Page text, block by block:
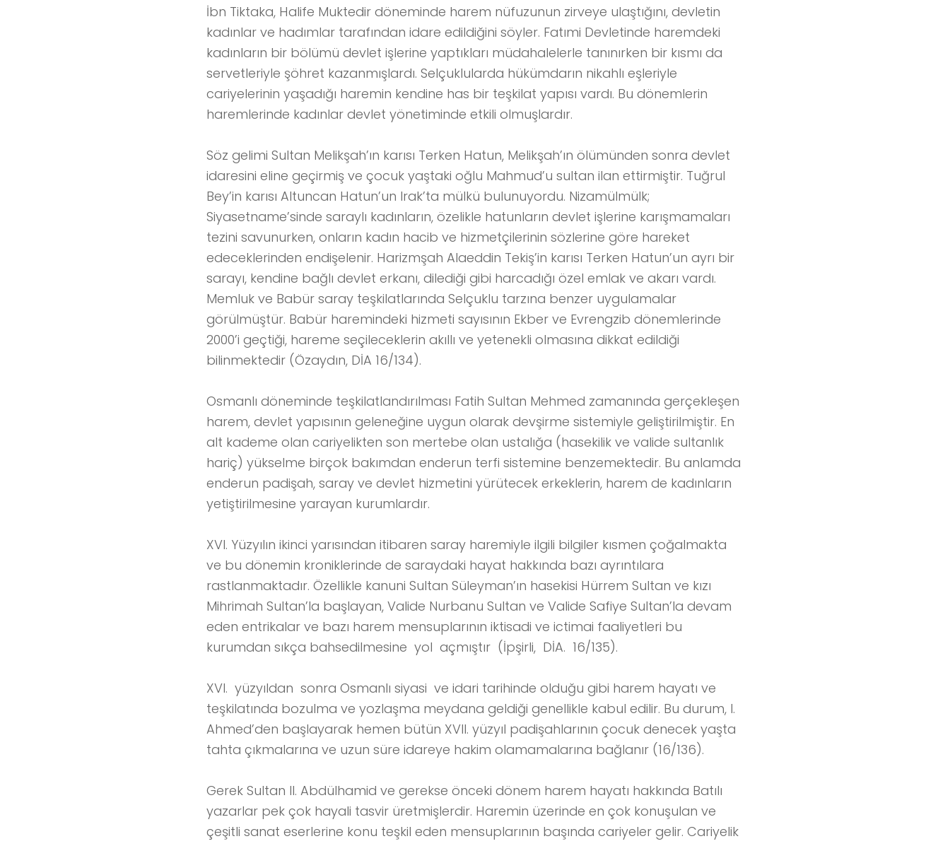
İbn Tiktaka, Halife Muktedir döneminde harem nüfuzunun zirveye ulaştığını, devletin
kadınlar ve hadımlar tarafından idare edildiğini söyler. Fatımi Devletinde haremdeki
kadınların bir bölümü devlet işlerine yaptıkları müdahalelerle tanınırken bir kısmı da
servetleriyle şöhret kazanmışlardı. Selçuklularda hükümdarın nikahlı eşleriyle
cariyelerinin yaşadığı haremin kendine has bir teşkilat yapısı vardı. Bu dönemlerin
haremlerinde kadınlar devlet yönetiminde etkili olmuşlardır.
Söz gelimi Sultan Melikşah’ın karısı Terken Hatun, Melikşah’ın ölümünden sonra devlet
idaresini eline geçirmiş ve çocuk yaştaki oğlu Mahmud’u sultan ilan ettirmiştir. Tuğrul
Bey’in karısı Altuncan Hatun’un Irak’ta mülkü bulunuyordu. Nizamülmülk;
Siyasetname’sinde saraylı kadınların, özelikle hatunların devlet işlerine karışmamaları
tezini savunurken, onların kadın hacib ve hizmetçilerinin sözlerine göre hareket
edeceklerinden endişelenir. Harizmşah Alaeddin Tekiş’in karısı Terken Hatun’un ayrı bir
sarayı, kendine bağlı devlet erkanı, dilediği gibi harcadığı özel emlak ve akarı vardı.
Memluk ve Babür saray teşkilatlarında Selçuklu tarzına benzer uygulamalar
görülmüştür. Babür haremindeki hizmeti sayısının Ekber ve Evrengzib dönemlerinde
2000’i geçtiği, hareme seçileceklerin akıllı ve yetenekli olmasına dikkat edildiği
bilinmektedir (Özaydın, DİA 16/134).
Osmanlı döneminde teşkilatlandırılması Fatih Sultan Mehmed zamanında gerçekleşen
harem, devlet yapısının geleneğine uygun olarak devşirme sistemiyle geliştirilmiştir. En
alt kademe olan cariyelikten son mertebe olan ustalığa (hasekilik ve valide sultanlık
hariç) yükselme birçok bakımdan enderun terfi sistemine benzemektedir. Bu anlamda
enderun padişah, saray ve devlet hizmetini yürütecek erkeklerin, harem de kadınların
yetiştirilmesine yarayan kurumlardır.
XVI. Yüzyılın ikinci yarısından itibaren saray haremiyle ilgili bilgiler kısmen çoğalmakta
ve bu dönemin kroniklerinde de saraydaki hayat hakkında bazı ayrıntılara
rastlanmaktadır. Özellikle kanuni Sultan Süleyman’ın hasekisi Hürrem Sultan ve kızı
Mihrimah Sultan’la başlayan, Valide Nurbanu Sultan ve Valide Safiye Sultan’la devam
eden entrikalar ve bazı harem mensuplarının iktisadi ve ictimai faaliyetleri bu
kurumdan sıkça bahsedilmesine yol açmıştır (İpşirli, DİA. 16/135).
XVI. yüzyıldan sonra Osmanlı siyasi ve idari tarihinde olduğu gibi harem hayatı ve
teşkilatında bozulma ve yozlaşma meydana geldiği genellikle kabul edilir. Bu durum, I.
Ahmed’den başlayarak hemen bütün XVII. yüzyıl padişahlarının çocuk denecek yaşta
tahta çıkmalarına ve uzun süre idareye hakim olamamalarına bağlanır (16/136).
Gerek Sultan II. Abdülhamid ve gerekse önceki dönem harem hayatı hakkında Batılı
yazarlar pek çok hayali tasvir üretmişlerdir. Haremin üzerinde en çok konuşulan ve
çeşitli sanat eserlerine konu teşkil eden mensuplarının başında cariyeler gelir. Cariyelik